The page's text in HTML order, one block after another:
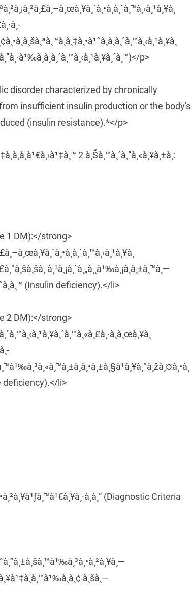
p>
disorder characterized by chronically
insufficient insulin production or the body's
(insulin resistance).*</p>
2 à¸Šà¸™à¸´à¸”à¸«à¸¥à¸±à¸:
1 DM):</strong>
à¸¹à¸¡à¸´à¸„à¸¸à¹‰à¸¡à¸à¸±à¸™à¸—
(Insulin deficiency).</li>
2 DM):</strong>
deficiency).</li>
(Diagnostic Criteria
à¸šà¸—